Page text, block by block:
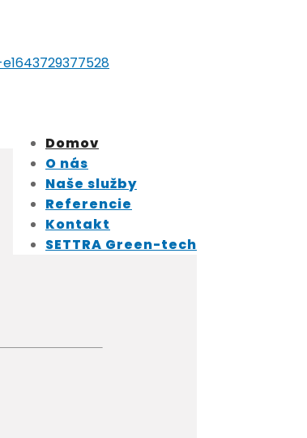
Domov
O nás
Naše služby
Referencie
Kontakt
SETTRA Green-tech